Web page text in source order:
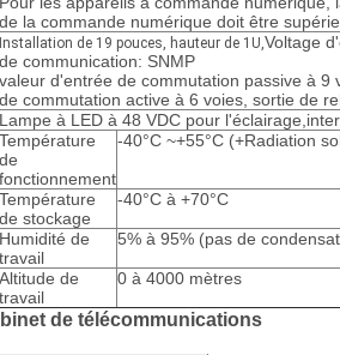
de la commande numérique doit être
Installation de 19 pouces, hauteur de 1U,Voltage
de communication: SNMP
valeur d'entrée de commutation passive à 9
de commutation active à 6 voies, sortie de
Lampe à LED à 48 VDC pour
Température
de
fonctionnement
-40°C ~+55°C (+Radiation
Température
de stockage
-40°C à +70°C
Humidité de
travail
5% à 95% (pas de
Altitude de
travail
0 à 4000 mètres
de télécommunications